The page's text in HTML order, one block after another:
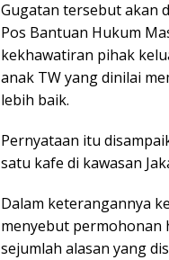
Gugatan tersebut akan
Pos Bantuan Hukum
kekhawatiran pihak
anak TW yang dinilai
lebih baik.
Pernyataan itu
satu kafe di kawasan
Dalam keterangannya
menyebut permohonan
sejumlah alasan yang